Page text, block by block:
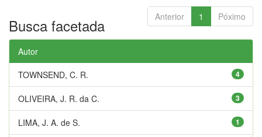
Anterior 1 Póximo
Busca facetada
Autor
4
TOWNSEND, C. R.
3
OLIVEIRA, J. R. da C.
1
LIMA, J. A. de S.